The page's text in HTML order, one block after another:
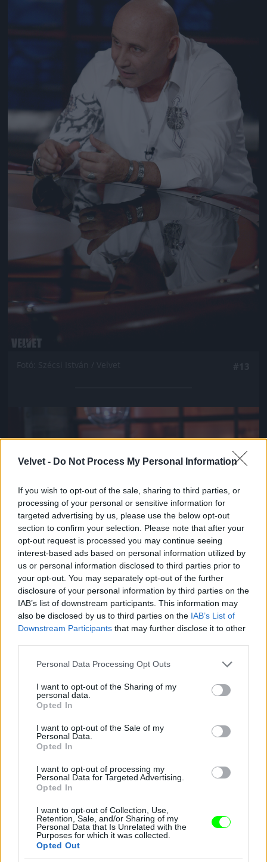
Velvet - Do Not Process My Personal Information
If you wish to opt-out of the sale, sharing to third parties, or
processing of your personal or sensitive information for
targeted advertising by us, please use the below opt-out
section to confirm your selection. Please note that after your
opt-out request is processed you may continue seeing
interest-based ads based on personal information utilized by
us or personal information disclosed to third parties prior to
your opt-out. You may separately opt-out of the further
disclosure of your personal information by third parties on the
IAB’s list of downstream participants. This information may
also be disclosed by us to third parties on the IAB’s List of
Downstream Participants that may further disclose it to other
Please note that this website/app uses one or more Google
not limited to your visit or usage behaviour. You may click to
grant or deny consent to Google and its third-party tags to
use your data for below specified purposes in below Google
consent section.
Personal Data Processing Opt Outs
I want to opt-out of the Sharing of my
personal data.
Opted In
I want to opt-out of the Sale of my
Personal Data.
Opted In
I want to opt-out of processing my
Personal Data for Targeted Advertising.
Opted In
I want to opt-out of Collection, Use,
Retention, Sale, and/or Sharing of my
Personal Data that Is Unrelated with the
Purposes for which it was collected.
Opted Out
Jön még kép!
Fotó: Szécsi István / Velvet #14
Jön még kép!